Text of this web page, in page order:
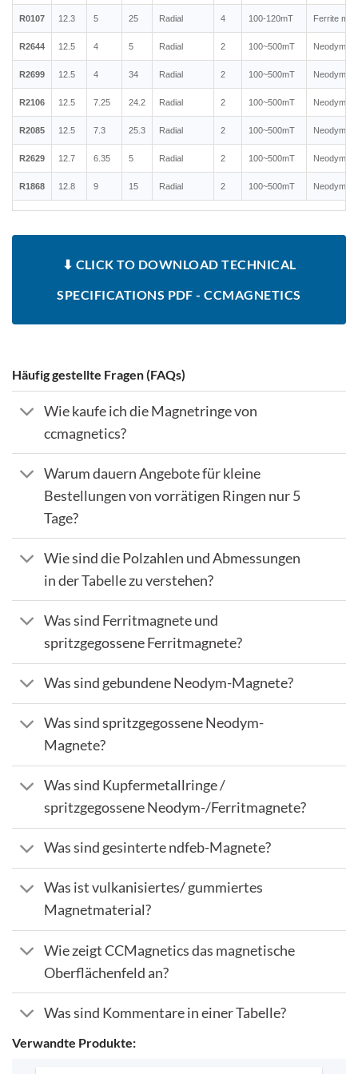
R0107 12.3 5 25 Radial 4 100-120mT Ferrite
R2644 12.5 4 5 Radial 2 100~500mT
R2699 12.5 4 34 Radial 2 100~500mT
R2106 12.5 7.25 24.2 Radial 2 100~500mT
R2085 12.5 7.3 25.3 Radial 2 100~500mT
R2629 12.7 6.35 5 Radial 2 100~500mT
R1868 12.8 9 15 Radial 2 100~500mT
⬇ CLICK TO DOWNLOAD TECHNICAL
SPECIFICATIONS PDF - CCMAGNETICS
Häufig gestellte Fragen (FAQs)
Wie kaufe ich die Magnetringe von
ccmagnetics?
Warum dauern Angebote für kleine
Bestellungen von vorrätigen Ringen nur 5
Tage?
Wie sind die Polzahlen und Abmessungen
in der Tabelle zu verstehen?
Was sind Ferritmagnete und
spritzgegossene Ferritmagnete?
Was sind gebundene Neodym-Magnete?
Was sind spritzgegossene Neodym-
Magnete?
Was sind Kupfermetallringe /
spritzgegossene Neodym-/Ferritmagnete?
Was sind gesinterte ndfeb-Magnete?
Was ist vulkanisiertes/ gummiertes
Magnetmaterial?
Wie zeigt CCMagnetics das magnetische
Oberflächenfeld an?
Was sind Kommentare in einer Tabelle?
Verwandte Produkte: